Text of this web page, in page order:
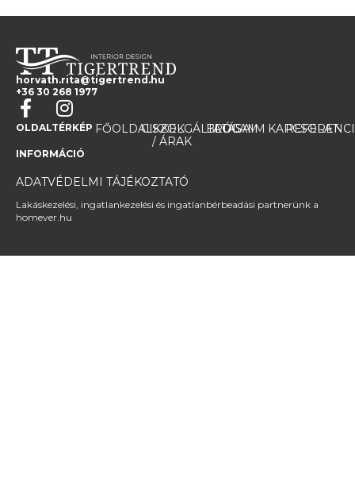
horvath.rita@tigertrend.hu
+36 30 268 1977
OLDALTÉRKÉP FŐOLDALCIKKEK
SZOLGÁLTATÁSAIM
/ ÁRAK
BLOG
RÓLAM KAPCSOLAT
INFORMÁCIÓ
ADATVÉDELMI TÁJÉKOZTATÓ
Lakáskezelési, ingatlankezelési és ingatlanbérbeadási partnerünk a
homever.hu